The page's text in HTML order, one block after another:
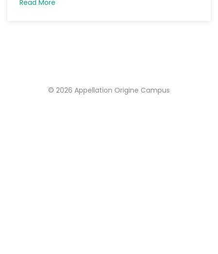
Read More
© 2026 Appellation Origine Campus